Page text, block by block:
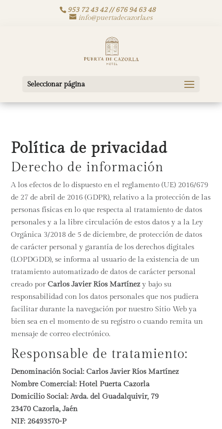
953 72 43 42 // 676 94 63 48
info@puertadecazorla.es
Seleccionar página
Política de privacidad
Derecho de información
A los efectos de lo dispuesto en el reglamento (UE) 2016/679
de 27 de abril de 2016 (GDPR), relativo a la protección de las
personas físicas en lo que respecta al tratamiento de datos
personales y a la libre circulación de estos datos y a la Ley
Orgánica 3/2018 de 5 de diciembre, de protección de datos
de carácter personal y garantía de los derechos digitales
(LOPDGDD), se informa al usuario de la existencia de un
tratamiento automatizado de datos de carácter personal
creado por Carlos Javier Ríos Martínezy bajo su
responsabilidad con los datos personales que nos pudiera
facilitar durante la navegación por nuestro Sitio Web ya
bien sea en el momento de su registro o cuando remita un
mensaje de correo electrónico.
Responsable de tratamiento:
Denominación Social: Carlos Javier Ríos Martínez
Nombre Comercial: Hotel Puerta Cazorla
Domicilio Social:Avda. del Guadalquivir, 79
23470 Cazorla, Jaén
NIF: 26493570-P